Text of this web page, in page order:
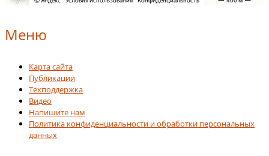
Меню
Карта сайта
Публикации
Техподдержка
Видео
Напишите нам
Политика конфиденциальности и обработки персональных
данных